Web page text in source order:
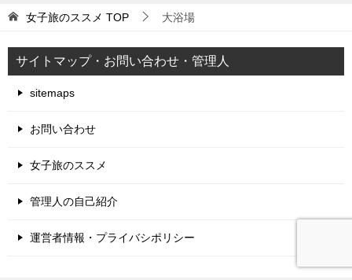
女子旅のススメ TOP 大浴場
サイトマップ・お問い合わせ・管理人
sitemaps
お問い合わせ
女子旅のススメ
管理人の自己紹介
運営者情報・プライバシポリシー